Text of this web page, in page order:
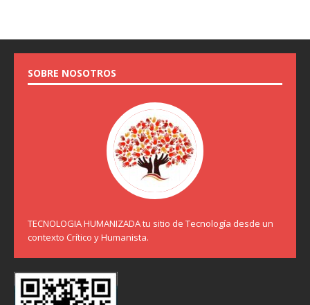
SOBRE NOSOTROS
TECNOLOGIA HUMANIZADA tu sitio de Tecnología desde un
contexto Crítico y Humanista.